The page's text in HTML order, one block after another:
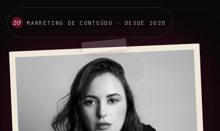
20 MARKETING DE CONTEÚDO · DESDE 2020